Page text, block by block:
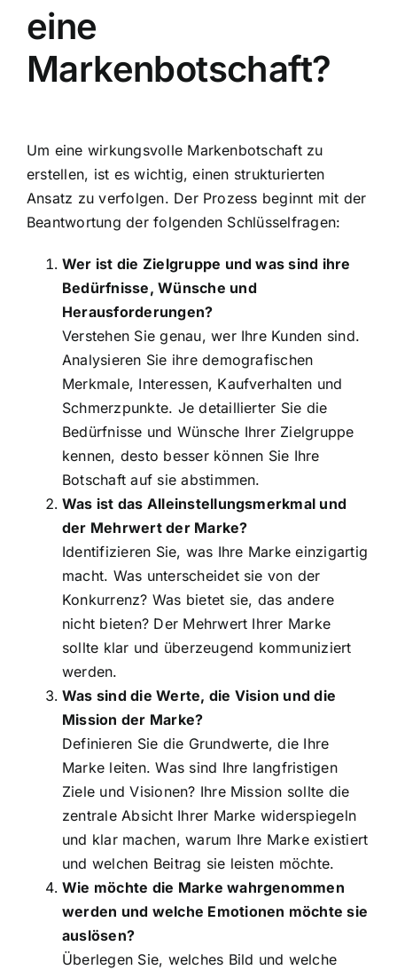
eine
Markenbotschaft?
Um eine wirkungsvolle Markenbotschaft zu
erstellen, ist es wichtig, einen strukturierten
Ansatz zu verfolgen. Der Prozess beginnt mit der
Beantwortung der folgenden Schlüsselfragen:
Wer ist die Zielgruppe und was sind ihre
Bedürfnisse, Wünsche und
Herausforderungen?
Verstehen Sie genau, wer Ihre Kunden sind.
Analysieren Sie ihre demografischen
Merkmale, Interessen, Kaufverhalten und
Schmerzpunkte. Je detaillierter Sie die
Bedürfnisse und Wünsche Ihrer Zielgruppe
kennen, desto besser können Sie Ihre
Botschaft auf sie abstimmen.
Was ist das Alleinstellungsmerkmal und
der Mehrwert der Marke?
Identifizieren Sie, was Ihre Marke einzigartig
macht. Was unterscheidet sie von der
Konkurrenz? Was bietet sie, das andere
nicht bieten? Der Mehrwert Ihrer Marke
sollte klar und überzeugend kommuniziert
werden.
Was sind die Werte, die Vision und die
Mission der Marke?
Definieren Sie die Grundwerte, die Ihre
Marke leiten. Was sind Ihre langfristigen
Ziele und Visionen? Ihre Mission sollte die
zentrale Absicht Ihrer Marke widerspiegeln
und klar machen, warum Ihre Marke existiert
und welchen Beitrag sie leisten möchte.
Wie möchte die Marke wahrgenommen
werden und welche Emotionen möchte sie
auslösen?
Überlegen Sie, welches Bild und welche